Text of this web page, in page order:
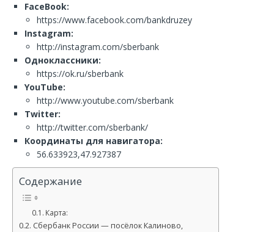
FaceBook:
https://www.facebook.com/bankdruzey
Instagram:
http://instagram.com/sberbank
Одноклассники:
https://ok.ru/sberbank
YouTube:
http://www.youtube.com/sberbank
Twitter:
http://twitter.com/sberbank/
Координаты для навигатора:
56.633923,47.927387
Содержание
Карта:
Сбербанк России — посёлок Калиново,